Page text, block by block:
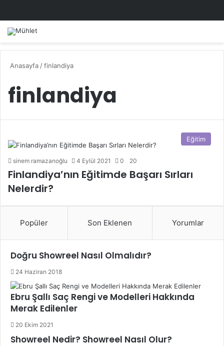
Anasayfa /finlandiya
finlandiya
Eğitim
sinem ramazanoğlu 4 Eylül 2021 0 20
Finlandiya’nın Eğitimde Başarı Sırları
Nelerdir?
Popüler Son Eklenen Yorumlar
Doğru Showreel Nasıl Olmalıdır?
24 Haziran 2018
Ebru Şallı Saç Rengi ve Modelleri Hakkında
Merak Edilenler
20 Ekim 2021
Showreel Nedir? Showreel Nasıl Olur?